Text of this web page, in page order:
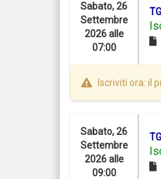
Sabato, 26
Settembre
2026 alle
07:00
Iscriviti ora: il
Sabato, 26
Settembre
2026 alle
09:00